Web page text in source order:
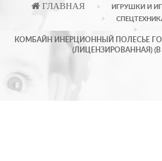
ГЛАВНАЯ ИГРУШКИ И
КОМБАЙН ИНЕРЦИОННЫЙ ПОЛЕСЬЕ
(ЛИЦЕНЗИРОВАННАЯ) (В